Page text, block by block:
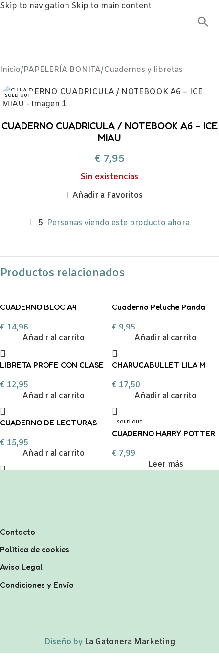
Skip to navigation Skip to main content
Inicio/PAPELERÍA BONITA/Cuadernos y libretas
SOLD OUT
CUADERNO CUADRICULA / NOTEBOOK A6 – ICE
MIAU
€ 7,95
Sin existencias
Añadir a Favoritos
5 Personas viendo este producto ahora
Productos relacionados
CUADERNO BLOC A4
CUADRO AZUL PASTEL
€ 14,96
Añadir al carrito
Cuaderno Peluche Panda
€ 9,95
Añadir al carrito
LIBRETA PROFE CON CLASE
€ 12,95
Añadir al carrito
CHARUCABULLET LILA M
€ 17,50
Añadir al carrito
CUADERNO DE LECTURAS
€ 15,95
Añadir al carrito
SOLD OUT
CUADERNO HARRY POTTER
€ 7,99
Leer más
Contacto
Política de cookies
Aviso Legal
Condiciones y Envío
Diseño by La Gatonera Marketing